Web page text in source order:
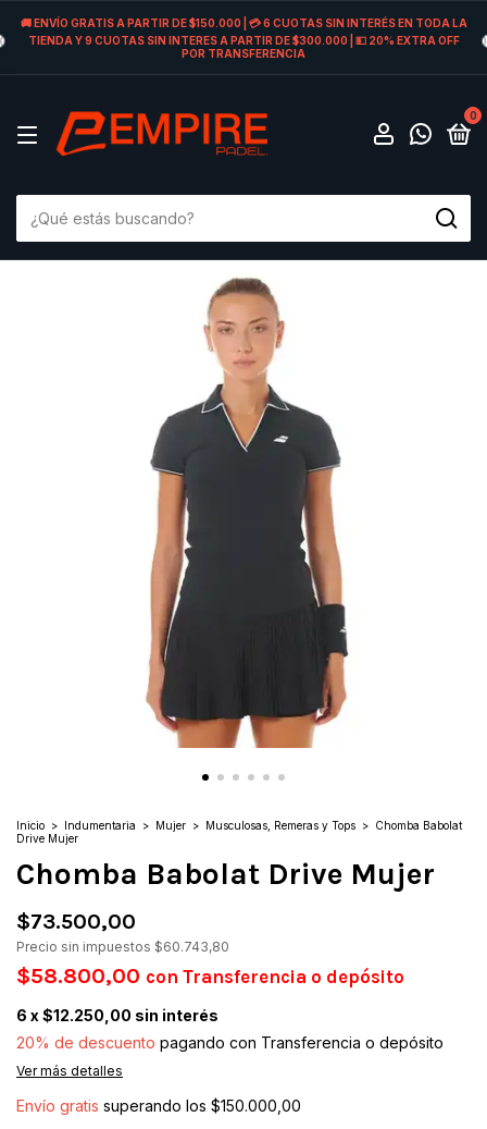
🚚 ENVÍO GRATIS A PARTIR DE $150.000 | 💳 6 CUOTAS SIN INTERÉS EN TODA LA
TIENDA Y 9 CUOTAS SIN INTERES A PARTIR DE $300.000 | 💵 20% EXTRA OFF
POR TRANSFERENCIA
0
Inicio > Indumentaria > Mujer > Musculosas, Remeras y Tops > Chomba Babolat
Drive Mujer
Chomba Babolat Drive Mujer
$73.500,00
Precio sin impuestos $60.743,80
$58.800,00 con Transferencia o depósito
6 x$12.250,00 sin interés
20% de descuento pagando con Transferencia o depósito
Ver más detalles
Envío gratis superando los $150.000,00